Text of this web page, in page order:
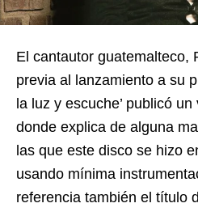
El cantautor guatemalteco,
previa al lanzamiento a su
la luz y escuche’ publicó
donde explica de alguna
las que este disco se hizo
usando mínima
referencia también el título